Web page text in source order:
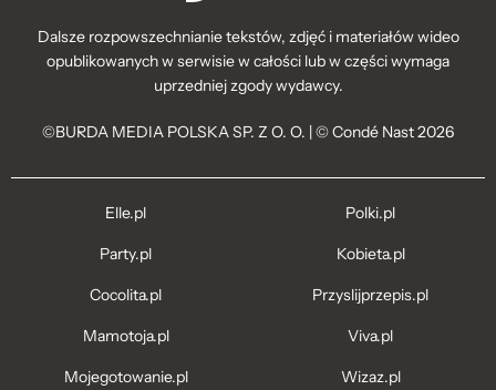
Dalsze rozpowszechnianie tekstów, zdjęć i materiałów wideo
opublikowanych w serwisie w całości lub w części wymaga
uprzedniej zgody wydawcy.
©BURDA MEDIA POLSKA SP. Z O. O. | © Condé Nast 2026
Elle.pl
Party.pl
Cocolita.pl
Mamotoja.pl
Mojegotowanie.pl
Polki.pl
Kobieta.pl
Przyslijprzepis.pl
Viva.pl
Wizaz.pl